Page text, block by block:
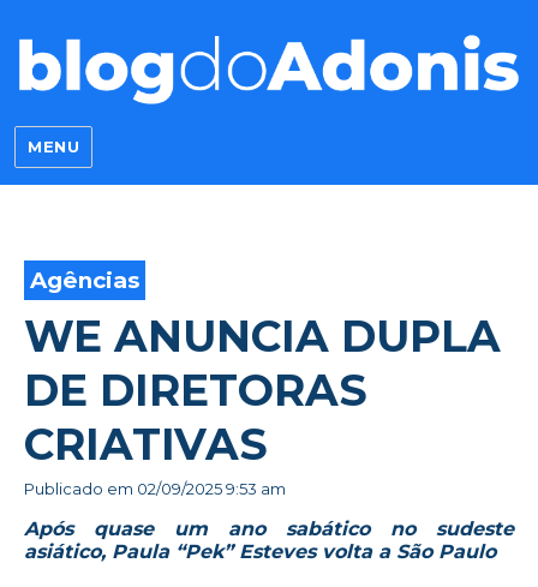
Blog do Adonis
MENU
Agências
WE ANUNCIA DUPLA
DE DIRETORAS
CRIATIVAS
Publicado em 02/09/2025 9:53 am
Após quase um ano sabático no sudeste
asiático, Paula “Pek” Esteves volta a São Paulo